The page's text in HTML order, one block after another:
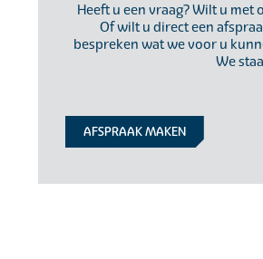
Heeft u een vraag? Wilt u met
Of wilt u direct een
bespreken wat we voor u
We
AFSPRAAK MAKEN